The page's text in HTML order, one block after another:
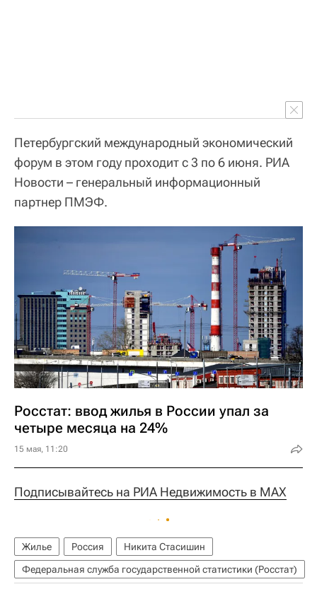
Петербургский международный экономический
форум в этом году проходит с 3 по 6 июня. РИА
Новости – генеральный информационный
партнер ПМЭФ.
Росстат: ввод жилья в России упал за
четыре месяца на 24%
15 мая, 11:20
Подписывайтесь на РИА Недвижимость в MAX
Жилье Россия
Никита Стасишин
Федеральная служба государственной статистики (Росстат)